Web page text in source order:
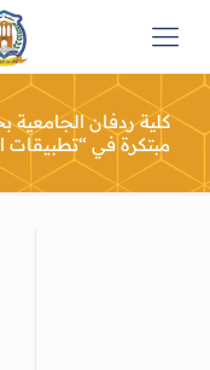
كلية ردفان
مبتكرة في “تطبيقات